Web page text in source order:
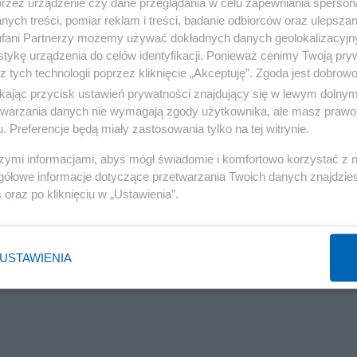
Helmut Kohl chciał zapobiec ekspansji NATO
upadek Związku Radzieckiego określił mianem
treści, pomiar reklam i treści, badanie odbiorców oraz
Partnerzy możemy używać dokładnych danych
urządzenia do celów identyfikacji. Ponieważ cenimy Twoją
tych technologii poprzez kliknięcie „Akceptuję”. Zgoda jest
przycisk ustawień prywatności znajdujący się w lewym
danych nie wymagają zgody użytkownika, ale masz
Preferencje będą miały zastosowania tylko na tej witrynie.
informacjami, abyś mógł świadomie i komfortowo korzystać z
informacje dotyczące przetwarzania Twoich danych
oraz po kliknięciu w „Ustawienia”.
USTAWIENIA